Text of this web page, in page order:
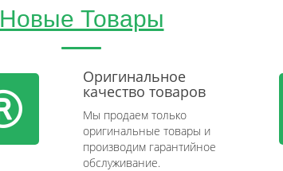
Новые Товары
Оригинальное
качество товаров
Мы продаем только
оригинальные товары и
производим гарантийное
обслуживание.